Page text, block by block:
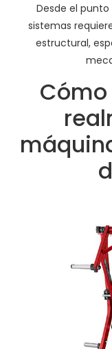
Desde el
sistemas
estructural,